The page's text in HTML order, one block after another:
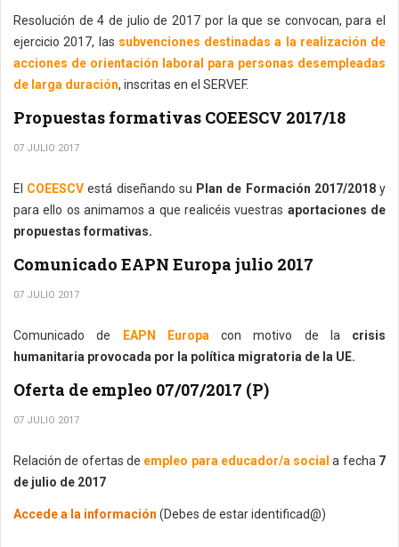
Resolución de 4 de julio de 2017 por la que se convocan, para el
ejercicio 2017, las subvenciones destinadas a la realización de
acciones de orientación laboral para personas desempleadas
de larga duración, inscritas en el SERVEF.
Propuestas formativas COEESCV 2017/18
07 JULIO 2017
El COEESCV está diseñando su Plan de Formación 2017/2018y
para ello os animamos a que realicéis vuestras aportaciones de
propuestas formativas.
Comunicado EAPN Europa julio 2017
07 JULIO 2017
Comunicado de EAPN Europa con motivo de la crisis
humanitaria provocada por la política migratoria de la UE.
Oferta de empleo 07/07/2017 (P)
07 JULIO 2017
Relación de ofertas de empleo para educador/a social a fecha 7
de julio de 2017
Accede a la información (Debes de estar identificad@)